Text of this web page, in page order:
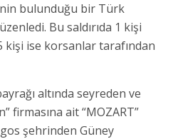
bulunduğu bir Türk
Bu saldırıda 1 kişi
kişi ise korsanlar tarafından
altında seyreden ve
firmasına ait “MOZART”
şehrinden Güney